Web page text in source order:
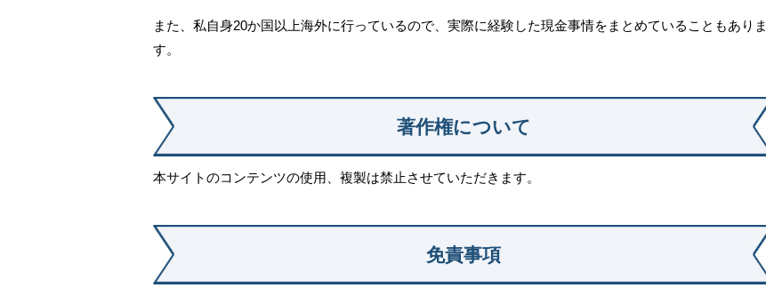
また、私自身20か国以上海外に行っているので、実際に経験した現金事情をまとめていることもありま
す。
著作権について
本サイトのコンテンツの使用、複製は禁止させていただきます。
免責事項